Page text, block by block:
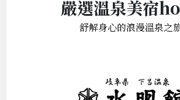
嚴選溫泉美宿
舒解身心的浪漫溫泉之